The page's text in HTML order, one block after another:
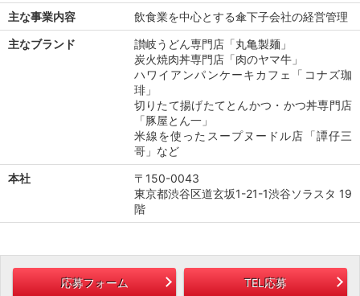
主な事業内容
飲食業を中心とする傘下子会社の経営管理
主なブランド
讃岐うどん専門店「丸亀製麺」
炭火焼肉丼専門店「肉のヤマ牛」
ハワイアンパンケーキカフェ「コナズ珈
琲」
切りたて揚げたてとんかつ・かつ丼専門店
「豚屋とん一」
米線を使ったスープヌードル店「譚仔三
哥」など
本社
〒150-0043
東京都渋谷区道玄坂1-21-1渋谷ソラスタ 19
階
応募フォーム TEL応募